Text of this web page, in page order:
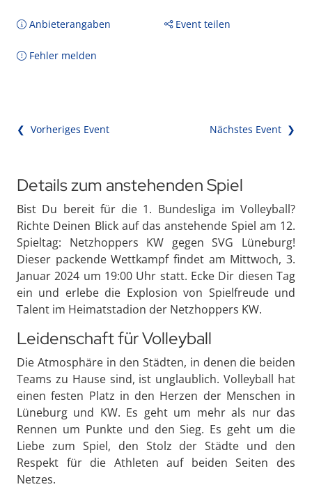
Anbieterangaben Event teilen
Fehler melden
❮ Vorheriges Event Nächstes Event ❯
Details zum anstehenden Spiel
Bist Du bereit für die 1. Bundesliga im Volleyball?
Richte Deinen Blick auf das anstehende Spiel am 12.
Spieltag: Netzhoppers KW gegen SVG Lüneburg!
Dieser packende Wettkampf findet am Mittwoch, 3.
Januar 2024 um 19:00 Uhr statt. Ecke Dir diesen Tag
ein und erlebe die Explosion von Spielfreude und
Talent im Heimatstadion der Netzhoppers KW.
Leidenschaft für Volleyball
Die Atmosphäre in den Städten, in denen die beiden
Teams zu Hause sind, ist unglaublich. Volleyball hat
einen festen Platz in den Herzen der Menschen in
Lüneburg und KW. Es geht um mehr als nur das
Rennen um Punkte und den Sieg. Es geht um die
Liebe zum Spiel, den Stolz der Städte und den
Respekt für die Athleten auf beiden Seiten des
Netzes.